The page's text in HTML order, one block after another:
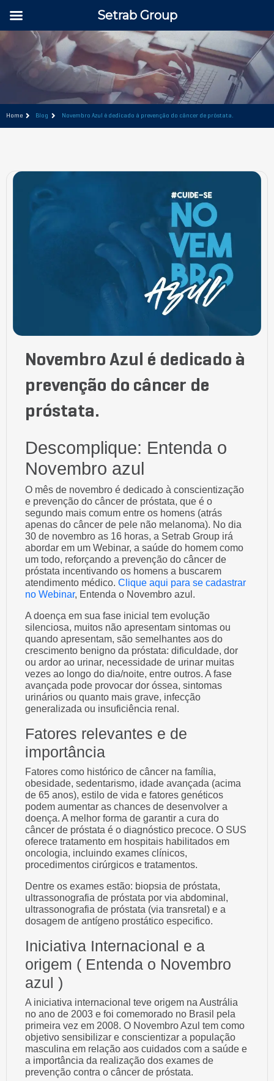
Home Blog Novembro Azul é dedicado à prevenção do câncer de próstata.
Novembro Azul é dedicado à
prevenção do câncer de
próstata.
Descomplique: Entenda o
Novembro azul
O mês de novembro é dedicado à conscientização
e prevenção do câncer de próstata, que é o
segundo mais comum entre os homens (atrás
apenas do câncer de pele não melanoma). No dia
30 de novembro as 16 horas, a Setrab Group irá
abordar em um Webinar, a saúde do homem como
um todo, reforçando a prevenção do câncer de
próstata incentivando os homens a buscarem
atendimento médico. Clique aqui para se cadastrar
no Webinar, Entenda o Novembro azul.
A doença em sua fase inicial tem evolução
silenciosa, muitos não apresentam sintomas ou
quando apresentam, são semelhantes aos do
crescimento benigno da próstata: dificuldade, dor
ou ardor ao urinar, necessidade de urinar muitas
vezes ao longo do dia/noite, entre outros. A fase
avançada pode provocar dor óssea, sintomas
urinários ou quanto mais grave, infecção
generalizada ou insuficiência renal.
Fatores relevantes e de
importância
Fatores como histórico de câncer na família,
obesidade, sedentarismo, idade avançada (acima
de 65 anos), estilo de vida e fatores genéticos
podem aumentar as chances de desenvolver a
doença. A melhor forma de garantir a cura do
câncer de próstata é o diagnóstico precoce. O SUS
oferece tratamento em hospitais habilitados em
oncologia, incluindo exames clínicos,
procedimentos cirúrgicos e tratamentos.
Dentre os exames estão: biopsia de próstata,
ultrassonografia de próstata por via abdominal,
ultrassonografia de próstata (via transretal) e a
dosagem de antígeno prostático especifico.
Iniciativa Internacional e a
origem ( Entenda o Novembro
azul )
A iniciativa internacional teve origem na Austrália
no ano de 2003 e foi comemorado no Brasil pela
primeira vez em 2008. O Novembro Azul tem como
objetivo sensibilizar e conscientizar a população
masculina em relação aos cuidados com a saúde e
a importância da realização dos exames de
prevenção contra o câncer de próstata.
Setrab Group